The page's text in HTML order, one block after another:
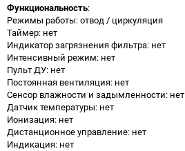
Функциональность:
Режимы работы: отвод / циркуляция
Таймер: нет
Индикатор загрязнения фильтра: нет
Интенсивный режим: нет
Пульт ДУ: нет
Постоянная вентиляция: нет
Сенсор влажности и задымленности: нет
Датчик температуры: нет
Ионизация: нет
Дистанционное управление: нет
Индикация: нет